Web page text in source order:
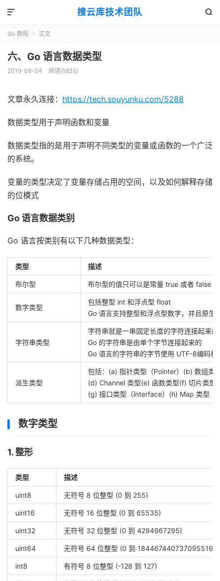
搜云库技术团队 

Go 教程  正文
六、Go 语言数据类型
2019-08-04 阅读(1835)
文章永久连接： https://tech.souyunku.com/5288
数据类型用于声明函数和变量
数据类型指的是用于声明不同类型的变量或函数的一个广泛
的系统。
变量的类型决定了变量存储占用的空间，以及如何解释存储
的位模式
Go 语言数据类别
Go 语言按类别有以下几种数据类型：
类型 描述
布尔型 布尔型的值只可以是常量 true 或者 false
数字类型
包括整型 int 和浮点型 float
Go 语言支持整型和浮点型数字，并且原生
字符串类型
字符串就是一串固定长度的字符连接起来
Go 的字符串是由单个字节连接起来的
Go 语言的字符串的字节使用 UTF-8编码
派生类型
包括：(a) 指针类型（Pointer）(b) 数组类
(d) Channel 类型(e) 函数类型(f) 切片类型
(g) 接口类型（interface）(h) Map 类型
数字类型
1. 整形
类型 描述
uint8 无符号 8 位整型 (0 到 255)
uint16 无符号 16 位整型 (0 到 65535)
uint32 无符号 32 位整型 (0 到 4294967295)
uint64 无符号 64 位整型 (0 到
int8 有符号 8 位整型 (-128 到 127)